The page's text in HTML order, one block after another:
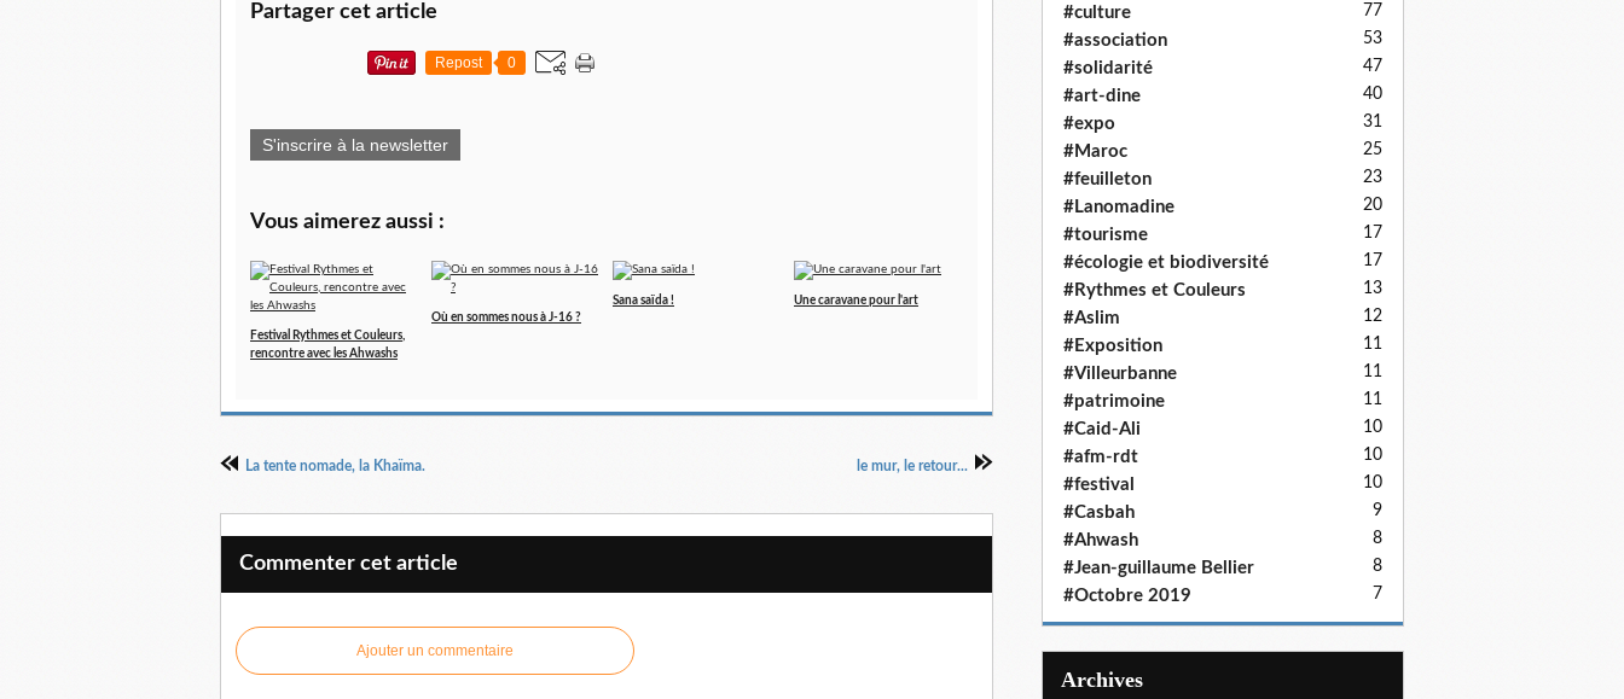
Partager cet article
Repost 0
S'inscrire à la newsletter
Vous aimerez aussi :
Festival Rythmes et Couleurs,
rencontre avec les Ahwashs
Où en sommes nous à J-16 ?
Sana saïda ! Une caravane pour l'art
La tente nomade, la Khaïma. le mur, le retour...
Commenter cet article
Ajouter un commentaire
#culture 77
#association 53
#solidarité 47
#art-dine 40
#expo 31
#Maroc 25
#feuilleton 23
#Lanomadine 20
#tourisme 17
#écologie et biodiversité 17
#Rythmes et Couleurs 13
#Aslim 12
#Exposition 11
#Villeurbanne 11
#patrimoine 11
#Caid-Ali 10
#afm-rdt 10
#festival 10
#Casbah 9
#Ahwash 8
#Jean-guillaume Bellier 8
#Octobre 2019 7
Archives